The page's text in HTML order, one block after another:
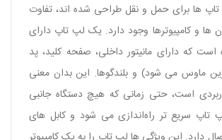
تاپ ها برای حمل و نقل طراحی شده اند، تفاوت
ها و کامپیوترها وجود دارد. یک لپ تاپ دارای
که دارای مانیتور داخلی، صفحه کلید، پد
ماوس می شود) و بلندگوها. این بدان معنی
است، حتی زمانی که هیچ دستگاه جانبی
سریع ‌تر راه‌اندازی می‌ شود و کابل‌ های